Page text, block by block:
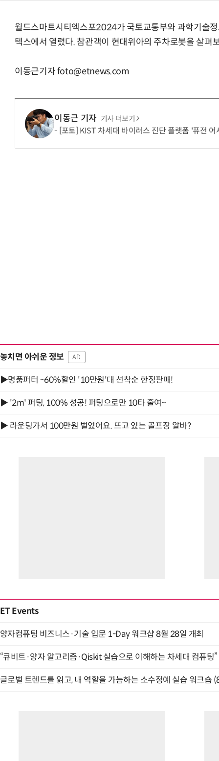
월드스마트시티엑스포2024가 국토교통부와 과학기술
텍스에서 열렸다. 참관객이 현대위아의 주차로봇을 살펴
이동근기자 foto@etnews.com
이동근 기자 기사 더보기
[포토] KIST 차세대 바이러스 진단 플랫폼 '퓨전 어
놓치면 아쉬운 정보 AD
▶명품퍼터 ~60%할인 '10만원'대 선착순 한정판매!
▶ '2m' 퍼팅, 100% 성공! 퍼팅으로만 10타 줄여~
▶ 라운딩가서 100만원 벌었어요. 뜨고 있는 골프장 알바?
ET Events
양자컴퓨팅 비즈니스·기술 입문 1-Day 워크샵 8월 28일 개최
“큐비트·양자 알고리즘·Qiskit 실습으로 이해하는 차세대 컴퓨팅
글로벌 트렌드를 읽고, 내 역할을 가늠하는 소수정예 실습 워크숍